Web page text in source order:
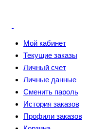
Мой кабинет
Текущие заказы
Личный счет
Личные данные
Сменить пароль
История заказов
Профили заказов